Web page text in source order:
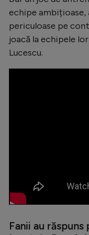
Auto
Rugby
Intră
echipe ambițioase,
periculoase pe
joacă la echipele
Lucescu.
Fanii au